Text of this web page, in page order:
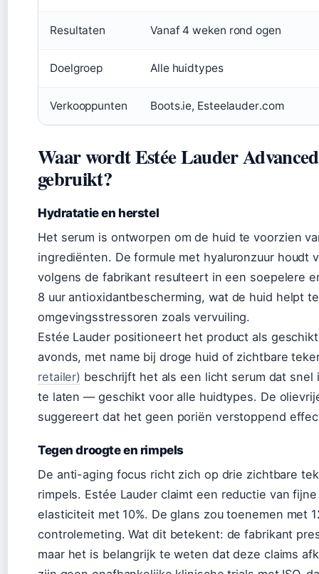
Resultaten Vanaf 4 weken rond ogen
Doelgroep Alle huidtypes
Verkooppunten Boots.ie, Esteelauder.com
Waar wordt Estée Lauder
gebruikt?
Hydratatie en herstel
Het serum is ontworpen om de huid te voorzien
ingrediënten. De formule met hyaluronzuur houdt
volgens de fabrikant resulteert in een soepelere
8 uur antioxidantbescherming, wat de huid helpt
omgevingsstressoren zoals vervuiling.
Estée Lauder positioneert het product als geschikt
avonds, met name bij droge huid of zichtbare
retailer) beschrijft het als een licht serum dat
te laten — geschikt voor alle huidtypes. De
suggereert dat het geen poriën verstoppend
Tegen droogte en rimpels
De anti-aging focus richt zich op drie zichtbare
rimpels. Estée Lauder claimt een reductie van
elasticiteit met 10%. De glans zou toenemen met
controlemeting. Wat dit betekent: de fabrikant
maar het is belangrijk te weten dat deze claims